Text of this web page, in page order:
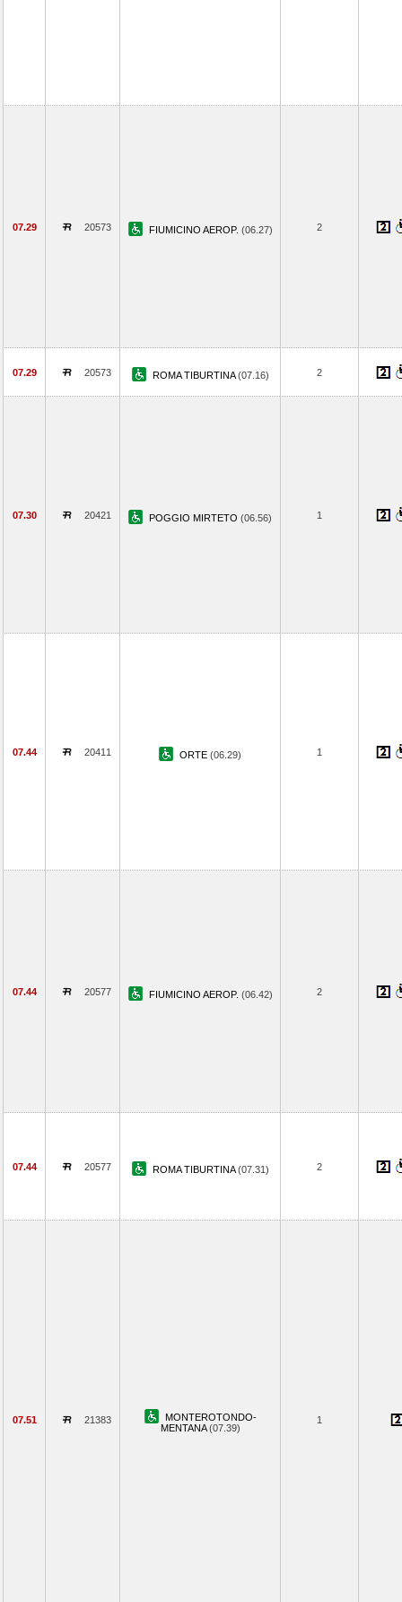
07.29 20573 FIUMICINO AEROP. (06.27) 2
07.29 20573 ROMA TIBURTINA(07.16) 2
07.30 20421 POGGIO MIRTETO (06.56) 1
07.44 20411 ORTE (06.29) 1
07.44 20577 FIUMICINO AEROP. (06.42) 2
07.44 20577 ROMA TIBURTINA(07.31) 2
07.51 21383
MONTEROTONDO-
MENTANA(07.39)
1